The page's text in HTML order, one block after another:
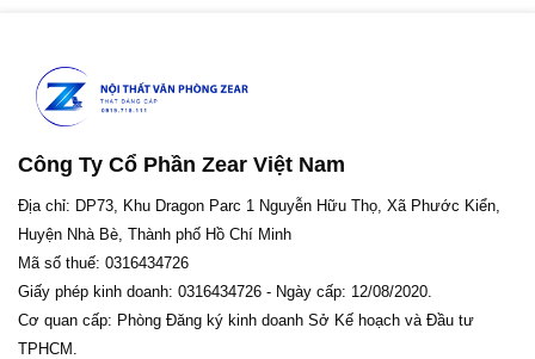
Công Ty Cổ Phần Zear Việt Nam
Địa chỉ: DP73, Khu Dragon Parc 1 Nguyễn Hữu Thọ, Xã Phước Kiển,
Huyện Nhà Bè, Thành phố Hồ Chí Minh
Mã số thuế: 0316434726
Giấy phép kinh doanh: 0316434726 - Ngày cấp: 12/08/2020.
Cơ quan cấp: Phòng Đăng ký kinh doanh Sở Kế hoạch và Đầu tư
TPHCM.